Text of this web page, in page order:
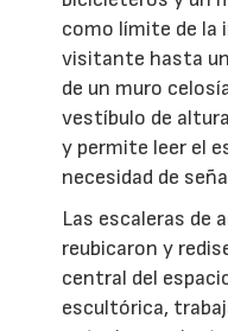
como límite de la
visitante hasta
de un muro
vestíbulo de
y permite leer el
necesidad de
Las escaleras de
reubicaron y
central del
escultórica,